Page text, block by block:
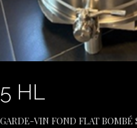
5 HL
GARDE-VIN FOND FLAT BOMBÉ